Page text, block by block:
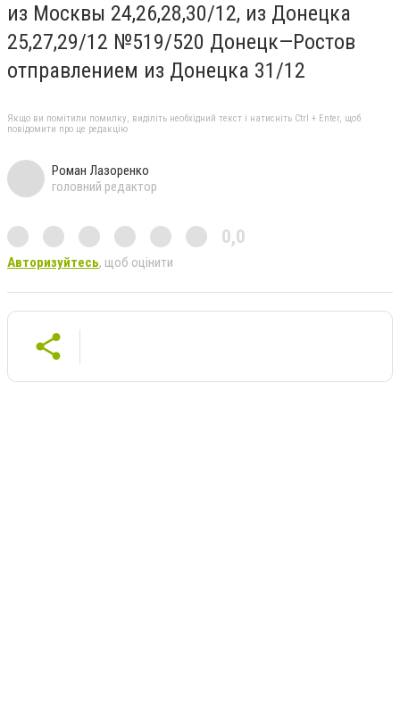
из Москвы 24,26,28,30/12, из Донецка
25,27,29/12 №519/520 Донецк—Ростов
отправлением из Донецка 31/12
Якщо ви помітили помилку, виділіть необхідний текст і натисніть Ctrl + Enter, щоб
повідомити про це редакцію
Роман Лазоренко
головний редактор
0,0
Авторизуйтесь, щоб оцінити